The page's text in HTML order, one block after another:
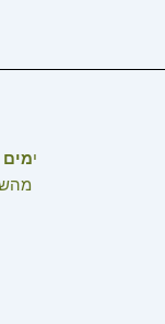
ימים
מהשעה: